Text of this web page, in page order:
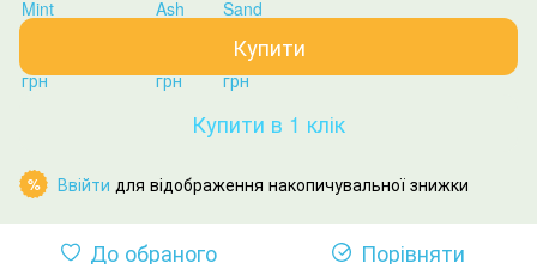
Купити
Купити в 1 клік
% Ввійти для відображення накопичувальної знижки
До обраного Порівняти